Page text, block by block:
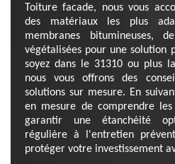
Toiture facade, nous vous
des matériaux les plus
membranes bitumineuses,
végétalisées pour une solution
soyez dans le 31310 ou plus
nous vous offrons des
solutions sur mesure. En
en mesure de comprendre
garantir une étanchéité
régulière à l'entretien
protéger votre investissement